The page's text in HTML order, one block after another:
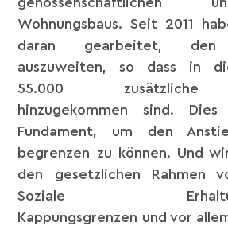
Wohnungsbaus. Seit 2011
daran gearbeitet, den
auszuweiten, so dass in
55.000 zusätzliche
hinzugekommen sind.
Fundament, um den
begrenzen zu können. Und
den gesetzlichen Rahmen
Soziale
Kappungsgrenzen und vor